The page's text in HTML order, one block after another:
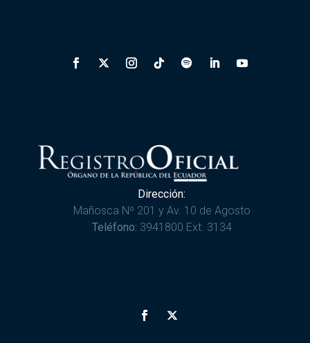
Dirección:
Mañosca Nº 201 y Av. 10 de Agosto
Teléfono: 3941800 Ext. 3134